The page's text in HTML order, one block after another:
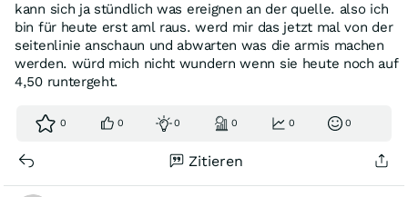
kann sich ja stündlich was ereignen an der quelle. also ich
bin für heute erst aml raus. werd mir das jetzt mal von der
seitenlinie anschaun und abwarten was die armis machen
werden. würd mich nicht wundern wenn sie heute noch auf
4,50 runtergeht.
0 0 0 0 0 0
Zitieren